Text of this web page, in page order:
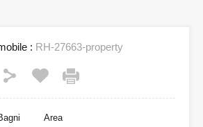
: RH-27663-property
Area